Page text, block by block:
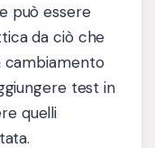
può essere
da ciò che
cambiamento
test in
quelli